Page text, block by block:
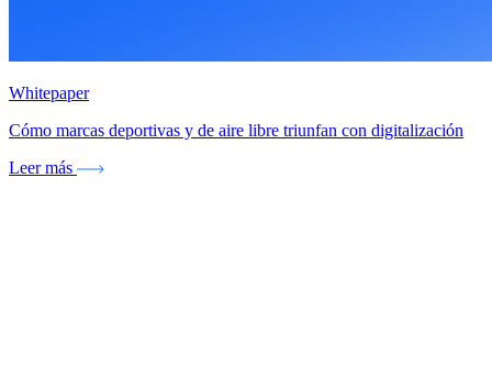
Whitepaper
Cómo marcas deportivas y de aire libre triunfan con digitalización
Leer más